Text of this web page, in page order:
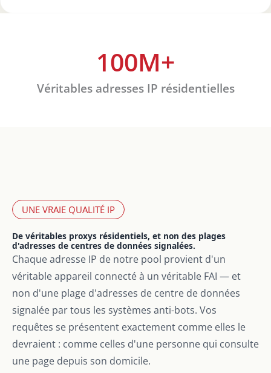
Véritables adresses IP résidentielles
100M+
UNE VRAIE QUALITÉ IP
De véritables proxys résidentiels, et non des plages
d'adresses de centres de données signalées.
Chaque adresse IP de notre pool provient d'un
véritable appareil connecté à un véritable FAI — et
non d'une plage d'adresses de centre de données
signalée par tous les systèmes anti-bots. Vos
requêtes se présentent exactement comme elles le
devraient : comme celles d'une personne qui consulte
une page depuis son domicile.